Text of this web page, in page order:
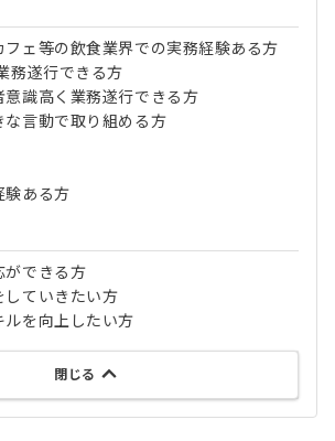
フェ等の飲食業界での実務経験ある方
務遂行できる方
意識高く業務遂行できる方
な言動で取り組める方
験ある方
ができる方
していきたい方
を向上したい方
閉じる